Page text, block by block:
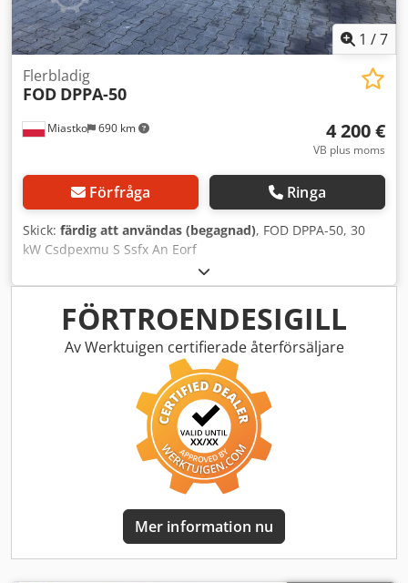
1 /7
Miastko 690 km
Flerbladig
FOD DPPA-50
4 200 €
VB plus moms
Förfråga Ringa
Skick: färdig att användas (begagnad), FOD DPPA-50, 30
kW Csdpexmu S Ssfx An Eorf
FÖRTROENDESIGILL
Av Werktuigen certifierade återförsäljare
Mer information nu